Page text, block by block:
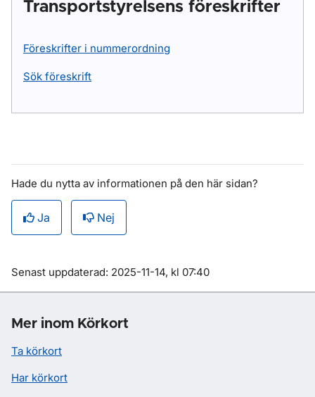
Transportstyrelsens föreskrifter
Föreskrifter i nummerordning
Sök föreskrift
Hade du nytta av informationen på den här sidan?
Ja Nej
Om sidan
Senast uppdaterad: 2025-11-14, kl 07:40
Mer inom Körkort
Ta körkort
Har körkort